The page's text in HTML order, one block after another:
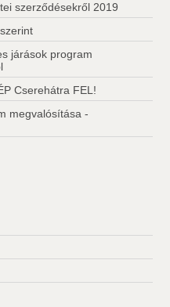
szerződésekről 2019
járások program
Cserehátra FEL!
megvalósítása -